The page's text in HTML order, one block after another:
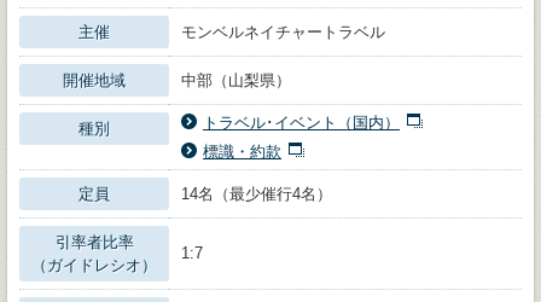
主催 モンベルネイチャートラベル
開催地域 中部（山梨県）
種別
トラベル･イベント（国内）
標識・約款
定員 14名（最少催行4名）
引率者比率
（ガイドレシオ）
1:7